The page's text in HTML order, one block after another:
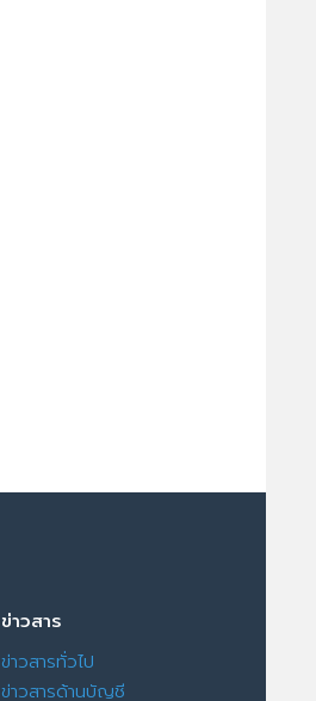
ข่าวสาร
ข่าวสารทั่วไป
ข่าวสารด้านบัญชี